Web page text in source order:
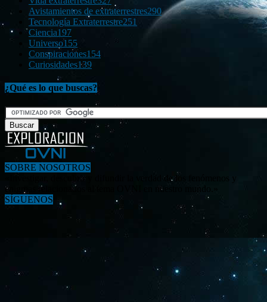
Avistamientos de extraterrestres290
Tecnología Extraterrestre251
Ciencia197
Universo155
Conspiraciones154
Curiosidades139
¿Qué es lo que buscas?
SOBRE NOSOTROS
«Investigar, descubrir y difundir la verdad de los fenómenos y
enigmas relacionados al tema OVNI en nuestro mundo.»
SÍGUENOS